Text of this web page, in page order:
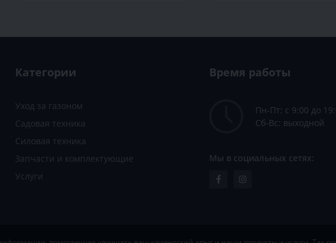
Категории
Уход за газоном
Садовая техника
Силовая техника
Запчасти и комплектующие
Услуги
Время работы
Пн-Пт: с 9:00 до
Сб-Вс: выходной
Мы в социальных сетях: